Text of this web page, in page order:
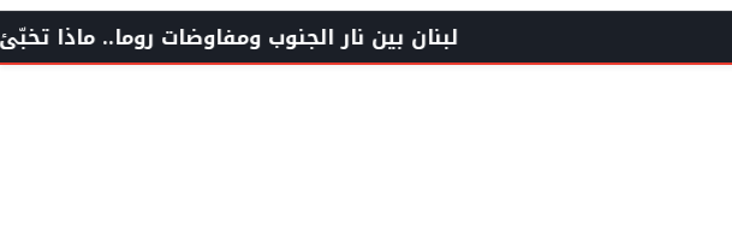
لبنان بين نار الجنوب ومفاوضات روما.. ماذا تخبّئ عناوين